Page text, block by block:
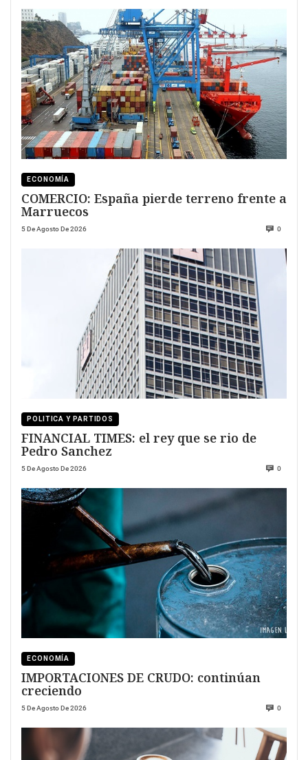
ECONOMÍA
COMERCIO: España pierde terreno frente a
Marruecos
5 De Agosto De 2026 0
POLITICA Y PARTIDOS
FINANCIAL TIMES: el rey que se rio de
Pedro Sanchez
5 De Agosto De 2026 0
ECONOMÍA
IMPORTACIONES DE CRUDO: continúan
creciendo
5 De Agosto De 2026 0